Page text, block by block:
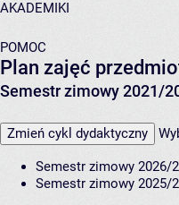
AKADEMIKI
POMOC
Plan zajęć
Semestr zimowy 2021/
Zmień cykl dydaktyczny
Semestr zimowy 2026/
Semestr zimowy 2025/